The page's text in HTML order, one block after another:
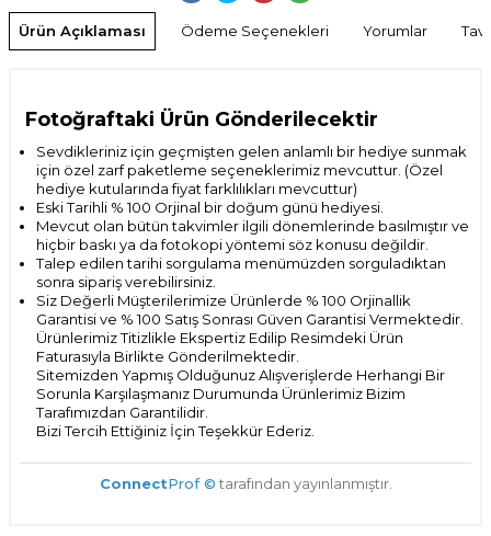
Ürün Açıklaması Ödeme Seçenekleri Yorumlar
Fotoğraftaki Ürün Gönderilecektir
Sevdikleriniz için geçmişten gelen anlamlı bir hediye sunmak
için özel zarf paketleme seçeneklerimiz mevcuttur. (Özel
hediye kutularında fiyat farklılıkları mevcuttur)
Eski Tarihli % 100 Orjinal bir doğum günü hediyesi.
Mevcut olan bütün takvimler ilgili dönemlerinde basılmıştır ve
hiçbir baskı ya da fotokopi yöntemi söz konusu değildir.
Talep edilen tarihi sorgulama menümüzden sorguladıktan
sonra sipariş verebilirsiniz.
Siz Değerli Müşterilerimize Ürünlerde % 100 Orjinallik
Garantisi ve % 100 Satış Sonrası Güven Garantisi Vermektedir.
Ürünlerimiz Titizlikle Ekspertiz Edilip Resimdeki Ürün
Faturasıyla Birlikte Gönderilmektedir.
Sitemizden Yapmış Olduğunuz Alışverişlerde Herhangi Bir
Sorunla Karşılaşmanız Durumunda Ürünlerimiz Bizim
Tarafımızdan Garantilidir.
Bizi Tercih Ettiğiniz İçin Teşekkür Ederiz.
ConnectProf © tarafından yayınlanmıştır.